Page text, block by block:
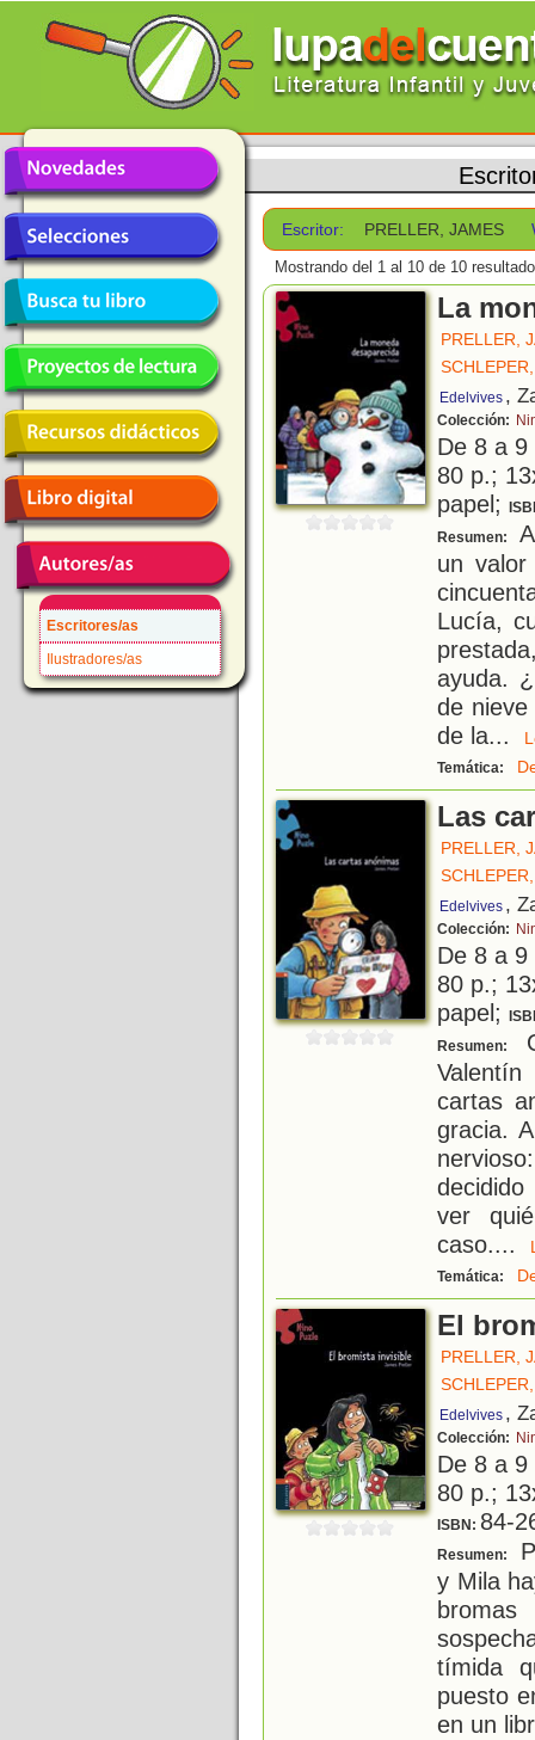
Escritores/as
Ilustradores/as
Escritor: PRELLER, JAMES
Mostrando del 1 al 10 de 10
La
PRELLER,
Edelvives ,
Colección:
De 8 a
80 p.;
papel;
Resumen:
un
Lucía,
ayuda.
de
de la...
Temática:
Las
PRELLER,
Edelvives ,
Colección:
De 8 a
80 p.;
papel;
Resumen:
cartas
gracia.
ver
caso....
Temática:
El
PRELLER,
Edelvives ,
Colección:
De 8 a
80 p.;
ISBN: 84-
Resumen:
y Mila
tímida
puesto
en un